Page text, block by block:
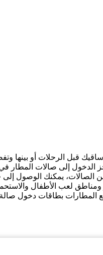
قبل الرحلات أو بينها
الدخول إلى صالات المطار
الصالات، يمكنك الوصول
ومناطق لعب الأطفال
بطاقات دخول صالة